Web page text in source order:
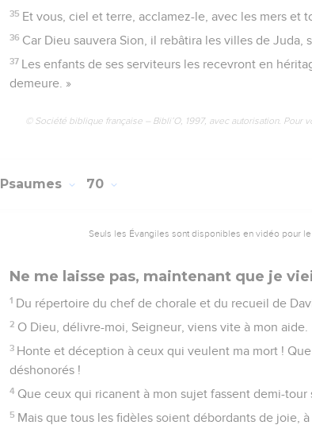
35 Et vous, ciel et terre, acclamez-le, avec les mers et
36 Car Dieu sauvera Sion, il rebâtira les villes de
37 Les enfants de ses serviteurs les recevront en
demeure. »
© Société biblique française – Bibli’O, 1997, avec autorisation.
Psaumes 70
Seuls les Évangiles sont disponibles en vidéo pour le
Ne me laisse pas, maintenant que je
1 Du répertoire du chef de chorale et du recueil de
2 O Dieu, délivre-moi, Seigneur, viens vite à mon aide.
3 Honte et déception à ceux qui veulent ma mort !
déshonorés !
4 Que ceux qui ricanent à mon sujet fassent demi-
5 Mais que tous les fidèles soient débordants de joie,